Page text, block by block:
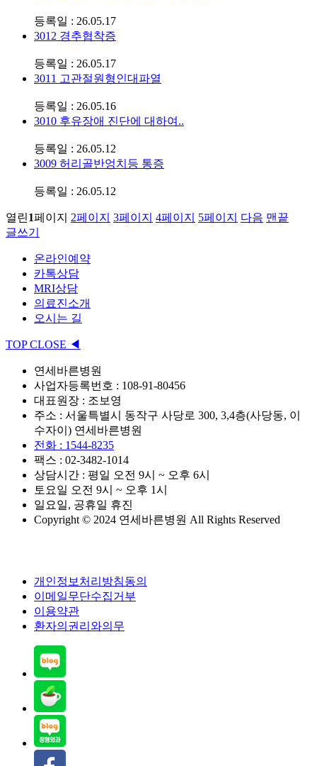
등록일 : 26.05.17
3012 경추협착증
등록일 : 26.05.17
3011 고관절원형인대파열
등록일 : 26.05.16
3010 후유장애 진단에 대하여..
등록일 : 26.05.12
3009 허리골반엉치등 통증
등록일 : 26.05.12
열린1페이지 2페이지 3페이지 4페이지 5페이지 다음 맨끝
글쓰기
온라인예약
카톡상담
MRI상담
의료진소개
오시는 길
TOPCLOSE ◀
연세바른병원
사업자등록번호 : 108-91-80456
대표원장 : 조보영
주소 : 서울특별시 동작구 사당로 300, 3,4층(사당동, 이
수자이) 연세바른병원
전화 : 1544-8235
팩스 : 02-3482-1014
상담시간 : 평일 오전 9시 ~ 오후 6시
토요일 오전 9시 ~ 오후 1시
일요일, 공휴일 휴진
Copyright © 2024 연세바른병원 All Rights Reserved
개인정보처리방침동의
이메일무단수집거부
이용약관
환자의권리와의무